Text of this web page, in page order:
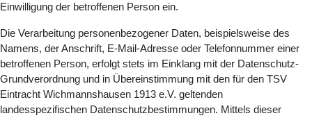
Einwilligung der betroffenen Person ein.
Die Verarbeitung personenbezogener Daten, beispielsweise des
Namens, der Anschrift, E-Mail-Adresse oder Telefonnummer einer
betroffenen Person, erfolgt stets im Einklang mit der Datenschutz-
Grundverordnung und in Übereinstimmung mit den für den TSV
Eintracht Wichmannshausen 1913 e.V. geltenden
landesspezifischen Datenschutzbestimmungen. Mittels dieser